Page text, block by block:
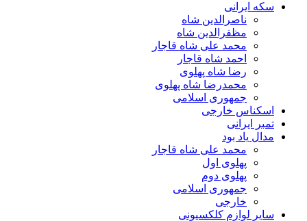
سکه ایرانی
ناصرالدین شاه
مظفرالدین شاه
محمد علی شاه قاجار
احمد شاه قاجار
رضا شاه پهلوی
محمدرضا شاه پهلوی
جمهوری اسلامی
اسکناس خارجی
تمبر ایرانی
مدال یاد بود
محمد علی شاه قاجار
پهلوی اول
پهلوی دوم
جمهوری اسلامی
خارجی
سایر لوازم کلکسیونی